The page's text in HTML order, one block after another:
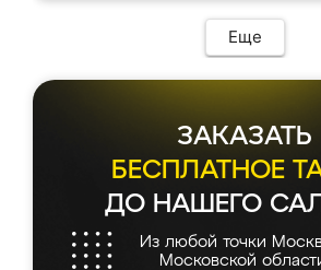
Еще
ЗАКАЗАТЬ
БЕСПЛАТНОЕ
ДО НАШЕГО
Из любой точки
Московской